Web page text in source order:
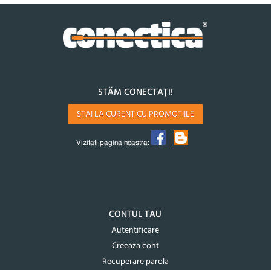
STĂM CONECTAȚI!
STAI LA CURENT CU PROMOTIILE
Vizitati pagina noastra:
CONTUL TAU
Autentificare
Creeaza cont
Recuperare parola